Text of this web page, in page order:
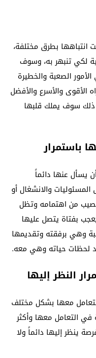
انتباهها بطرق مختلفة،
لكي تنبهر به، وسوف
الصعبة والخطيرة
الأقوى والأسرع والأفضل
ذلك سوف يملك قلبها
باستمرار
يسأل عنها دائماً
والانشغال أو
نصيب من اهتمامه وتظل
بفتاة يتصل عليها
وهي برفقته وتقديمها
لحظات حياته وهي معه.
النظر إليها
معها بشكل مختلف
التعامل معها وأكثر
ينظر إليها دائماً ولا